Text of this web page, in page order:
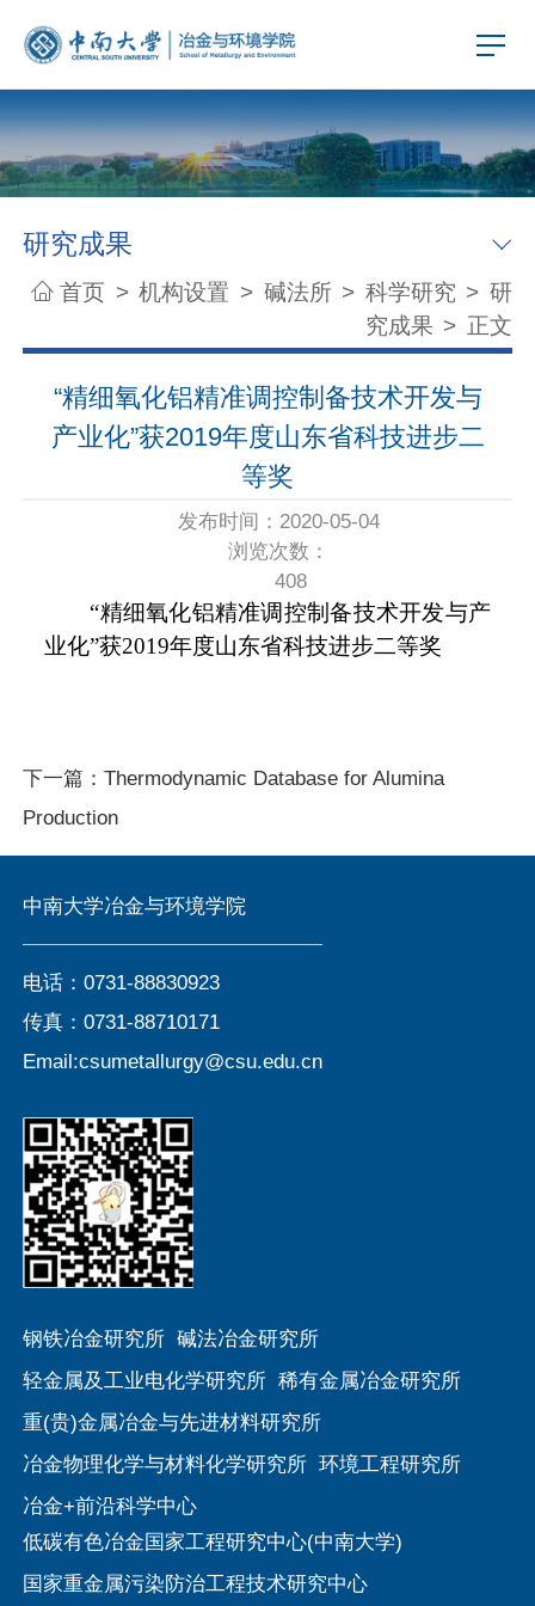
研究成果
首页 > 机构设置 > 碱法所 > 科学研究 > 研
究成果 > 正文
“精细氧化铝精准调控制备技术开发与
产业化”获2019年度山东省科技进步二
等奖
发布时间：2020-05-04
浏览次数：
408
“精细氧化铝精准调控制备技术开发与产
业化”获2019年度山东省科技进步二等奖
下一篇：Thermodynamic Database for Alumina
Production
中南大学冶金与环境学院
电话：0731-88830923
传真：0731-88710171
Email:csumetallurgy@csu.edu.cn
钢铁冶金研究所 碱法冶金研究所
轻金属及工业电化学研究所 稀有金属冶金研究所
重(贵)金属冶金与先进材料研究所
冶金物理化学与材料化学研究所 环境工程研究所
冶金+前沿科学中心
低碳有色冶金国家工程研究中心(中南大学)
国家重金属污染防治工程技术研究中心